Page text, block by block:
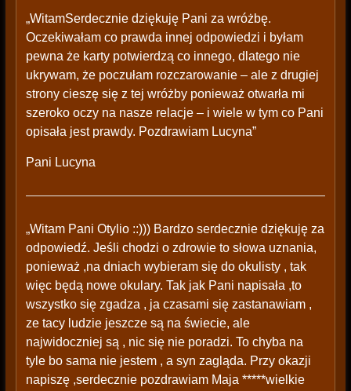
„WitamSerdecznie dziękuję Pani za wróżbę.
Oczekiwałam co prawda innej odpowiedzi i byłam
pewna że karty potwierdzą co innego, dlatego nie
ukrywam, że poczułam rozczarowanie – ale z drugiej
strony cieszę się z tej wróżby ponieważ otwarła mi
szeroko oczy na nasze relacje – i wiele w tym co Pani
opisała jest prawdy. Pozdrawiam Lucyna”
Pani Lucyna
„Witam Pani Otylio ::))) Bardzo serdecznie dziękuję za
odpowiedź. Jeśli chodzi o zdrowie to słowa uznania,
ponieważ ,na dniach wybieram się do okulisty , tak
więc będą nowe okulary. Tak jak Pani napisała ,to
wszystko się zgadza , ja czasami się zastanawiam ,
ze tacy ludzie jeszcze są na świecie, ale
najwidoczniej są , nic się nie poradzi. To chyba na
tyle bo sama nie jestem , a syn zagląda. Przy okazji
napiszę ,serdecznie pozdrawiam Maja *****wielkie